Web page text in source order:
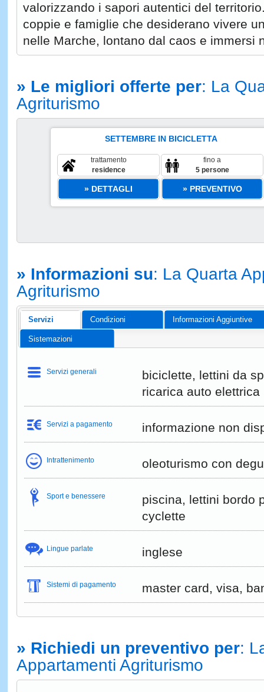
valorizzando i sapori autentici del
coppie e famiglie che desiderano vivere
nelle Marche, lontano dal caos e immersi
» Le migliori offerte per: La
Agriturismo
SETTEMBRE IN BICICLETTA
trattamento
residence
fino a
5 persone
» DETTAGLI » PREVENTIVO
» Informazioni su: La Quarta
Agriturismo
Servizi Condizioni Informazioni Aggiuntive
Sistemazioni
Servizi generali
biciclette, lettini da
ricarica auto elettrica
Servizi a pagamento informazione non
Intrattenimento oleoturismo con
Sport e benessere
piscina, lettini bordo
cyclette
Lingue parlate inglese
Sistemi di pagamento master card, visa,
» Richiedi un preventivo per:
Appartamenti Agriturismo